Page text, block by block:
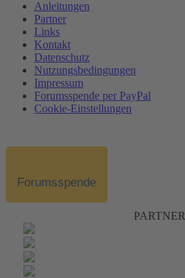
Anleitungen
Partner
Links
Kontakt
Datenschutz
Nutzungsbedingungen
Impressum
Forumsspende per PayPal
Cookie-Einstellungen
Forumsspende
PARTNER